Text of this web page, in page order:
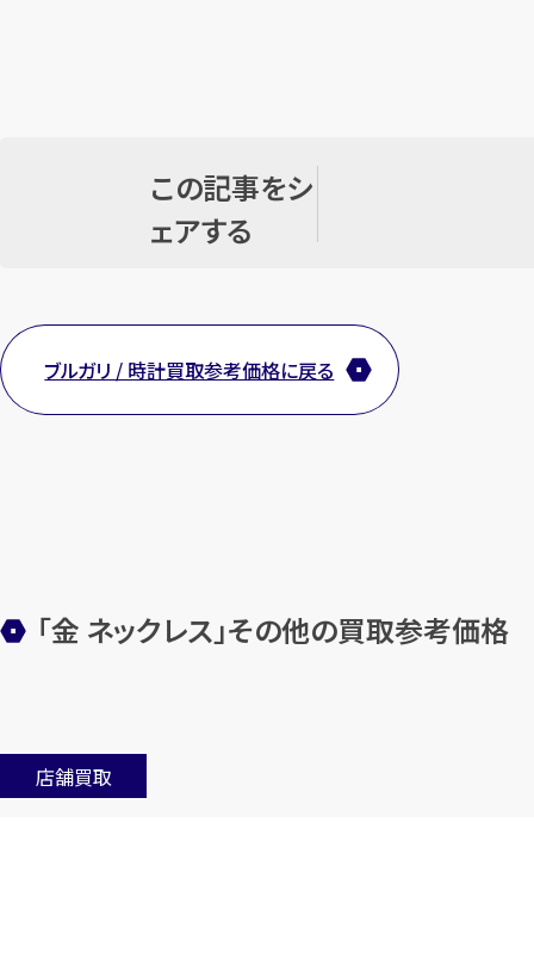
この記事をシ
ェアする
ブルガリ / 時計買取参考価格に戻る
「金 ネックレス」その他の買取参考価格
店舗買取